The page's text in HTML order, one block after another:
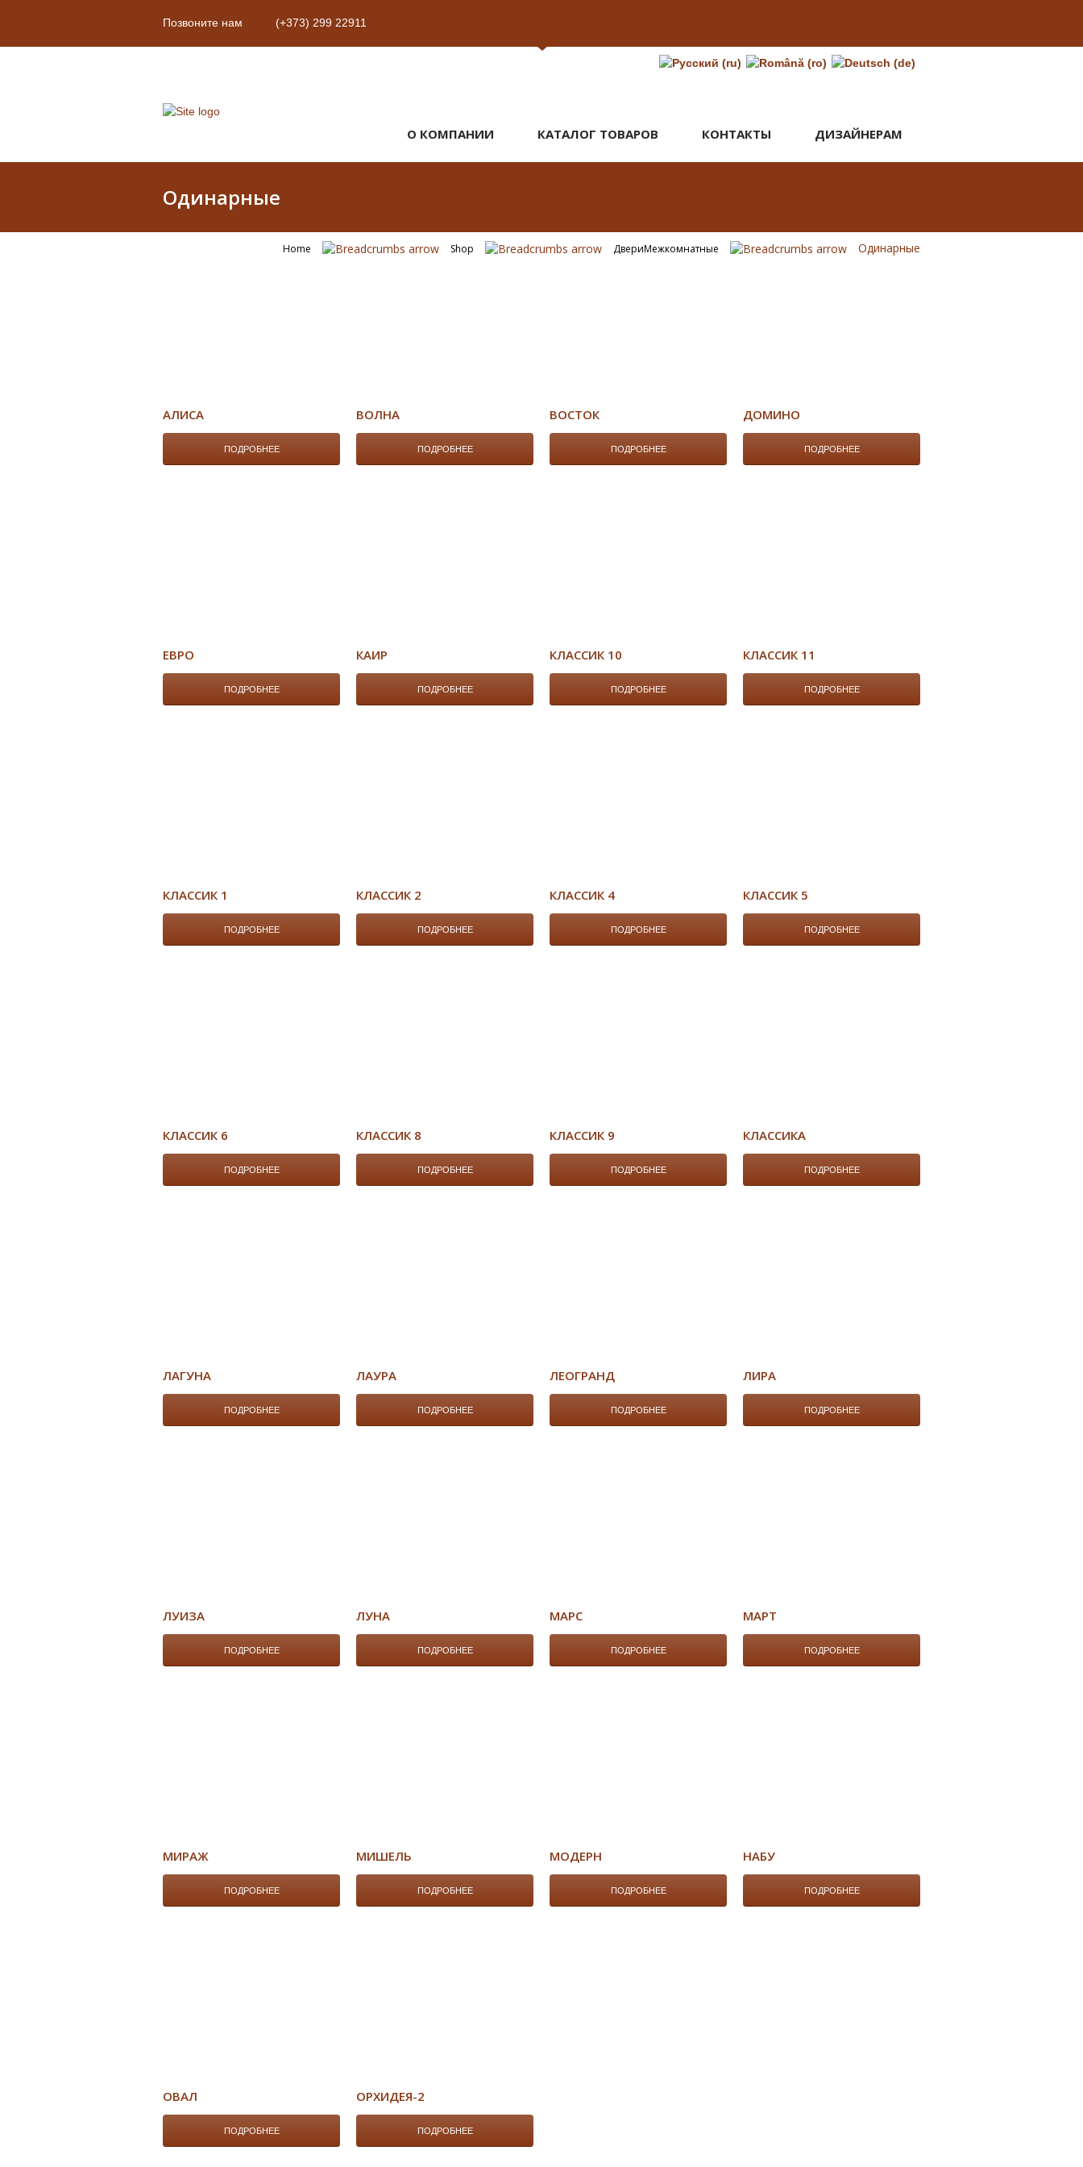
Позвоните нам (+373) 299 22911
О КОМПАНИИ КАТАЛОГ ТОВАРОВ КОНТАКТЫ ДИЗАЙНЕРАМ
Одинарные
Home Shop ДвериМежкомнатные Одинарные
АЛИСА
ПОДРОБНЕЕ
ВОЛНА
ПОДРОБНЕЕ
ВОСТОК
ПОДРОБНЕЕ
ДОМИНО
ПОДРОБНЕЕ
ЕВРО
ПОДРОБНЕЕ
КАИР
ПОДРОБНЕЕ
КЛАССИК 10
ПОДРОБНЕЕ
КЛАССИК 11
ПОДРОБНЕЕ
КЛАССИК 1
ПОДРОБНЕЕ
КЛАССИК 2
ПОДРОБНЕЕ
КЛАССИК 4
ПОДРОБНЕЕ
КЛАССИК 5
ПОДРОБНЕЕ
КЛАССИК 6
ПОДРОБНЕЕ
КЛАССИК 8
ПОДРОБНЕЕ
КЛАССИК 9
ПОДРОБНЕЕ
КЛАССИКА
ПОДРОБНЕЕ
ЛАГУНА
ПОДРОБНЕЕ
ЛАУРА
ПОДРОБНЕЕ
ЛЕОГРАНД
ПОДРОБНЕЕ
ЛИРА
ПОДРОБНЕЕ
ЛУИЗА
ПОДРОБНЕЕ
ЛУНА
ПОДРОБНЕЕ
МАРС
ПОДРОБНЕЕ
МАРТ
ПОДРОБНЕЕ
МИРАЖ
ПОДРОБНЕЕ
МИШЕЛЬ
ПОДРОБНЕЕ
МОДЕРН
ПОДРОБНЕЕ
НАБУ
ПОДРОБНЕЕ
ОВАЛ
ПОДРОБНЕЕ
ОРХИДЕЯ-2
ПОДРОБНЕЕ